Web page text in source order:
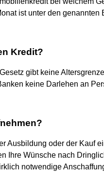
ist unter den
Kredit?
gibt keine
keine Darlehen an
Ausbildung oder der Kauf
Ihre Wünsche nach
notwendige